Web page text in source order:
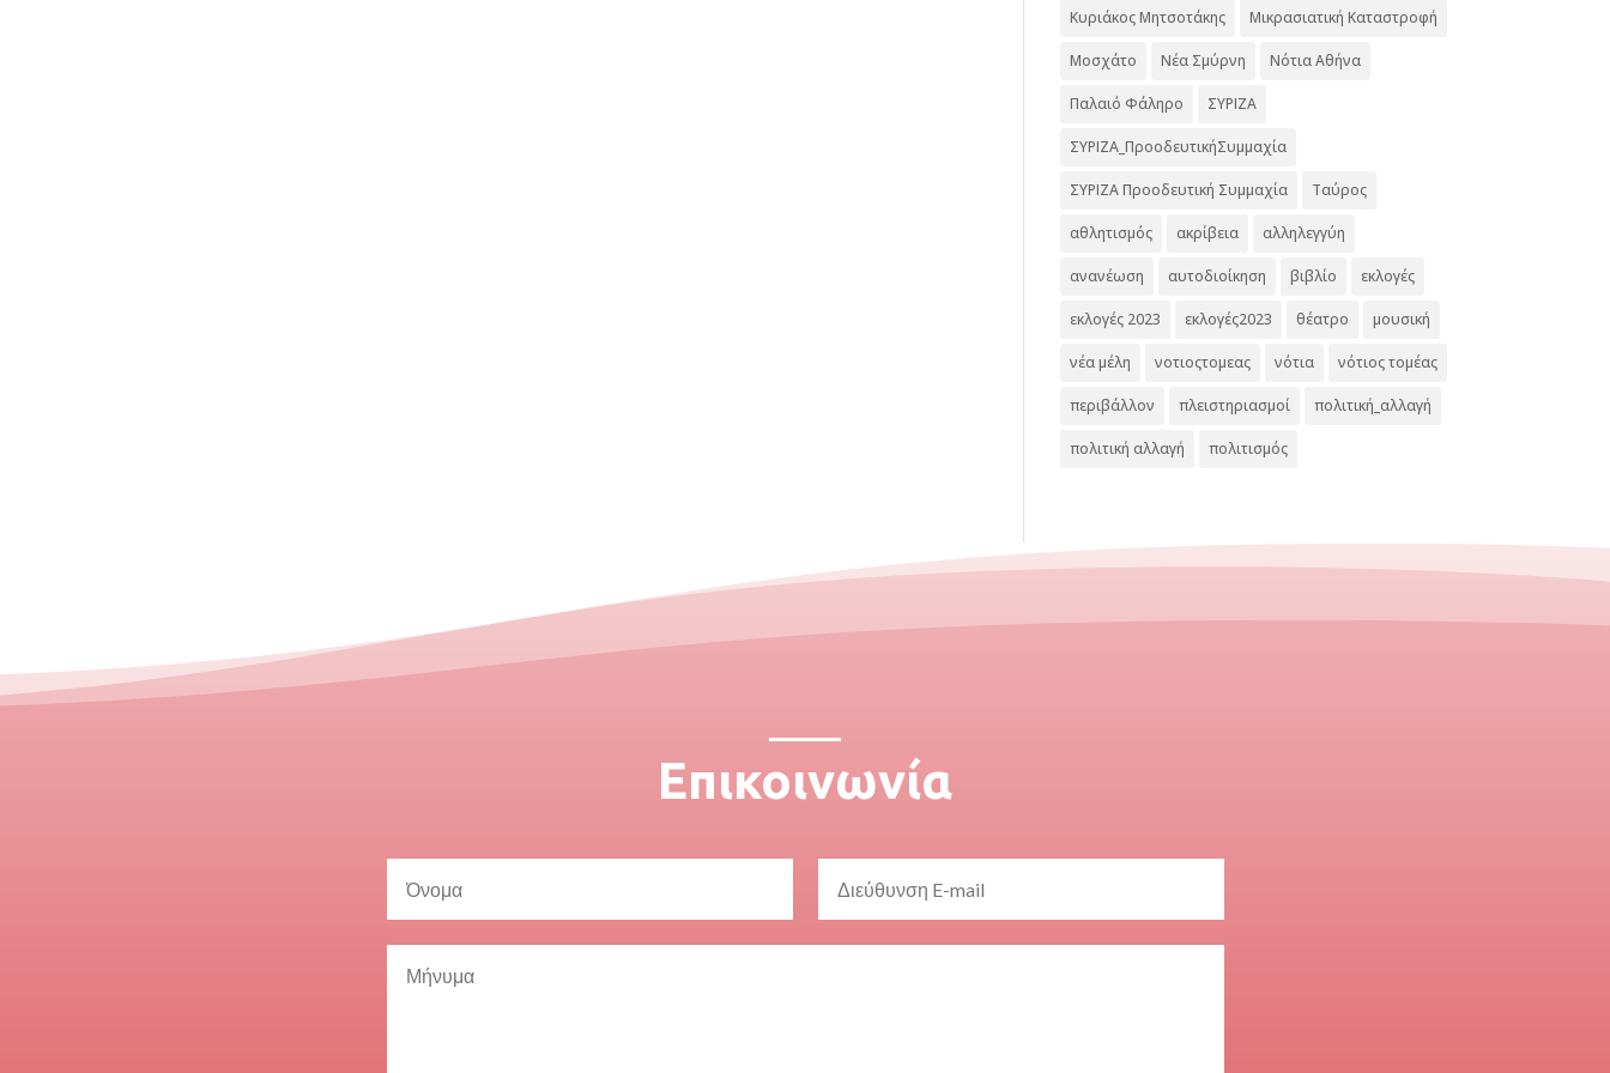
Κυριάκος Μητσοτάκης Μικρασιατική Καταστροφή
Μοσχάτο Νέα Σμύρνη Νότια Αθήνα
Παλαιό Φάληρο ΣΥΡΙΖΑ
ΣΥΡΙΖΑ_ΠροοδευτικήΣυμμαχία
ΣΥΡΙΖΑ Προοδευτική Συμμαχία Ταύρος
αθλητισμός ακρίβεια αλληλεγγύη
ανανέωση αυτοδιοίκηση βιβλίο εκλογές
εκλογές 2023 εκλογές2023 θέατρο μουσική
νέα μέλη νοτιοςτομεας νότια νότιος τομέας
περιβάλλον πλειστηριασμοί πολιτική_αλλαγή
πολιτική αλλαγή πολιτισμός
Επικοινωνία